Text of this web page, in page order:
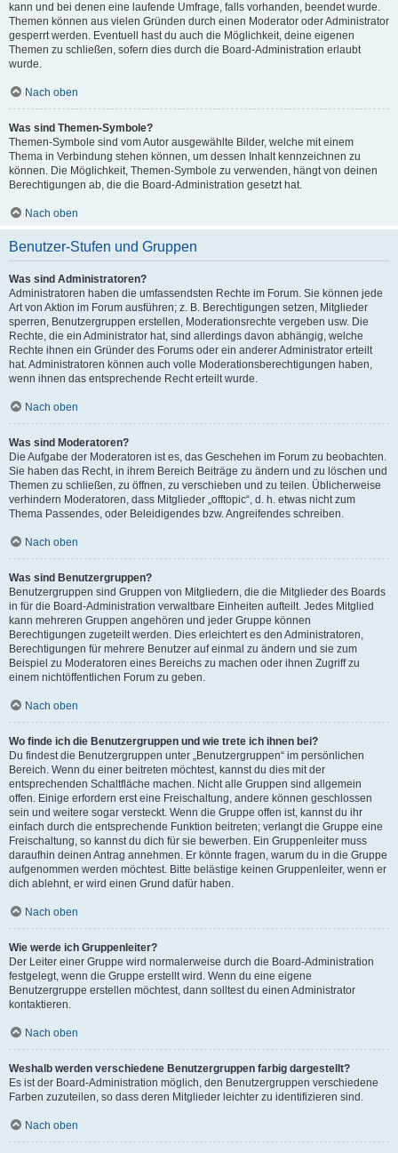
kann und bei denen eine laufende Umfrage, falls vorhanden, beendet wurde.
Themen können aus vielen Gründen durch einen Moderator oder Administrator
gesperrt werden. Eventuell hast du auch die Möglichkeit, deine eigenen
Themen zu schließen, sofern dies durch die Board-Administration erlaubt
wurde.
Nach oben
Was sind Themen-Symbole?
Themen-Symbole sind vom Autor ausgewählte Bilder, welche mit einem
Thema in Verbindung stehen können, um dessen Inhalt kennzeichnen zu
können. Die Möglichkeit, Themen-Symbole zu verwenden, hängt von deinen
Berechtigungen ab, die die Board-Administration gesetzt hat.
Nach oben
Benutzer-Stufen und Gruppen
Was sind Administratoren?
Administratoren haben die umfassendsten Rechte im Forum. Sie können jede
Art von Aktion im Forum ausführen; z. B. Berechtigungen setzen, Mitglieder
sperren, Benutzergruppen erstellen, Moderationsrechte vergeben usw. Die
Rechte, die ein Administrator hat, sind allerdings davon abhängig, welche
Rechte ihnen ein Gründer des Forums oder ein anderer Administrator erteilt
hat. Administratoren können auch volle Moderationsberechtigungen haben,
wenn ihnen das entsprechende Recht erteilt wurde.
Nach oben
Was sind Moderatoren?
Die Aufgabe der Moderatoren ist es, das Geschehen im Forum zu beobachten.
Sie haben das Recht, in ihrem Bereich Beiträge zu ändern und zu löschen und
Themen zu schließen, zu öffnen, zu verschieben und zu teilen. Üblicherweise
verhindern Moderatoren, dass Mitglieder „offtopic“, d. h. etwas nicht zum
Thema Passendes, oder Beleidigendes bzw. Angreifendes schreiben.
Nach oben
Was sind Benutzergruppen?
Benutzergruppen sind Gruppen von Mitgliedern, die die Mitglieder des Boards
in für die Board-Administration verwaltbare Einheiten aufteilt. Jedes Mitglied
kann mehreren Gruppen angehören und jeder Gruppe können
Berechtigungen zugeteilt werden. Dies erleichtert es den Administratoren,
Berechtigungen für mehrere Benutzer auf einmal zu ändern und sie zum
Beispiel zu Moderatoren eines Bereichs zu machen oder ihnen Zugriff zu
einem nichtöffentlichen Forum zu geben.
Nach oben
Wo finde ich die Benutzergruppen und wie trete ich ihnen bei?
Du findest die Benutzergruppen unter „Benutzergruppen“ im persönlichen
Bereich. Wenn du einer beitreten möchtest, kannst du dies mit der
entsprechenden Schaltfläche machen. Nicht alle Gruppen sind allgemein
offen. Einige erfordern erst eine Freischaltung, andere können geschlossen
sein und weitere sogar versteckt. Wenn die Gruppe offen ist, kannst du ihr
einfach durch die entsprechende Funktion beitreten; verlangt die Gruppe eine
Freischaltung, so kannst du dich für sie bewerben. Ein Gruppenleiter muss
daraufhin deinen Antrag annehmen. Er könnte fragen, warum du in die Gruppe
aufgenommen werden möchtest. Bitte belästige keinen Gruppenleiter, wenn er
dich ablehnt, er wird einen Grund dafür haben.
Nach oben
Wie werde ich Gruppenleiter?
Der Leiter einer Gruppe wird normalerweise durch die Board-Administration
festgelegt, wenn die Gruppe erstellt wird. Wenn du eine eigene
Benutzergruppe erstellen möchtest, dann solltest du einen Administrator
kontaktieren.
Nach oben
Weshalb werden verschiedene Benutzergruppen farbig dargestellt?
Es ist der Board-Administration möglich, den Benutzergruppen verschiedene
Farben zuzuteilen, so dass deren Mitglieder leichter zu identifizieren sind.
Nach oben